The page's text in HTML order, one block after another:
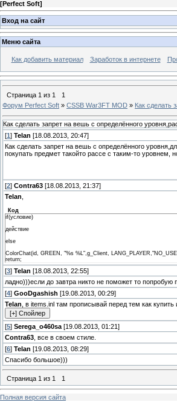
[Perfect Soft]
Вход на сайт
Меню сайта
Как добавить материал Заработок в интернете
Страница 1 из 1
1
Форум Perfect Soft » CSSB War3FT MOD » Как сделать
Как сделать запрет на вешь с определённого
[1 ] Telan [18.08.2013, 20:47]
Как сделать запрет на вешь с определённого
покупать предмет такойто рассе с таким-то уровнем,
[2] Contra63 [18.08.2013, 21:37]
Telan
Код
if(условие)
действие
else
ColorChat(id, GREEN, "%s %L",g_Client,
return;
[3] Telan [18.08.2013, 22:55]
ладно)))если до завтра никто не поможет то
[4] GooDgashish [19.08.2013, 00:29]
Telan , в items.inl там прописывай перед тем как купить
[5] Serega_o460sa [19.08.2013, 01:21]
Contra63 , все в своем стиле.
[6] Telan [19.08.2013, 08:29]
Спасибо большое)))
Страница 1 из 1 1
Полная версия сайта